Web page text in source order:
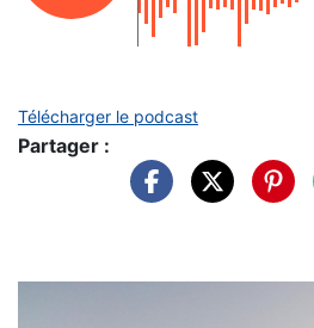
Télécharger le podcast
Partager :